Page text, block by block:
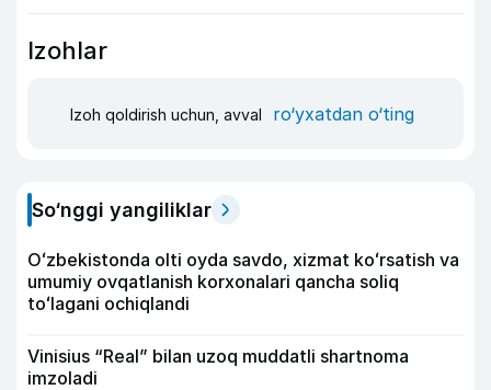
Izohlar
Izoh qoldirish uchun, avval ro‘yxatdan o‘ting
So‘nggi yangiliklar
Oʻzbekistonda olti oyda savdo, xizmat koʻrsatish va
umumiy ovqatlanish korxonalari qancha soliq
toʻlagani ochiqlandi
Vinisius “Real” bilan uzoq muddatli shartnoma
imzoladi